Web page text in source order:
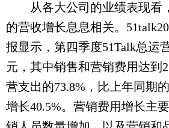
从各大公司的业绩表现看
的营收增长息息相关。
报显示，第四季度51Talk总运
元，其中销售和营销费用达到
营支出的73.8%，比上年同期
增长40.5%。营销费用增长主